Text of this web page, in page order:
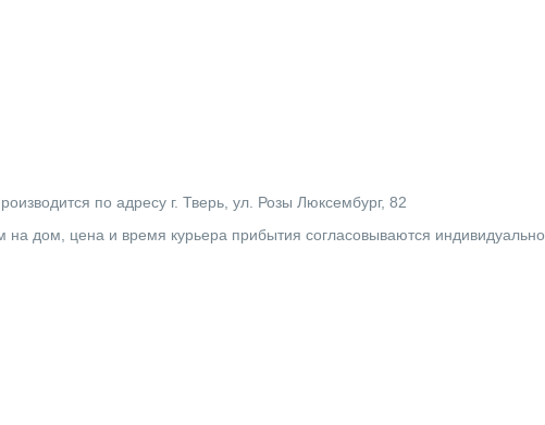
по адресу г. Тверь, ул. Розы Люксембург, 82
на дом, цена и время курьера прибытия согласовываются индивидуально.